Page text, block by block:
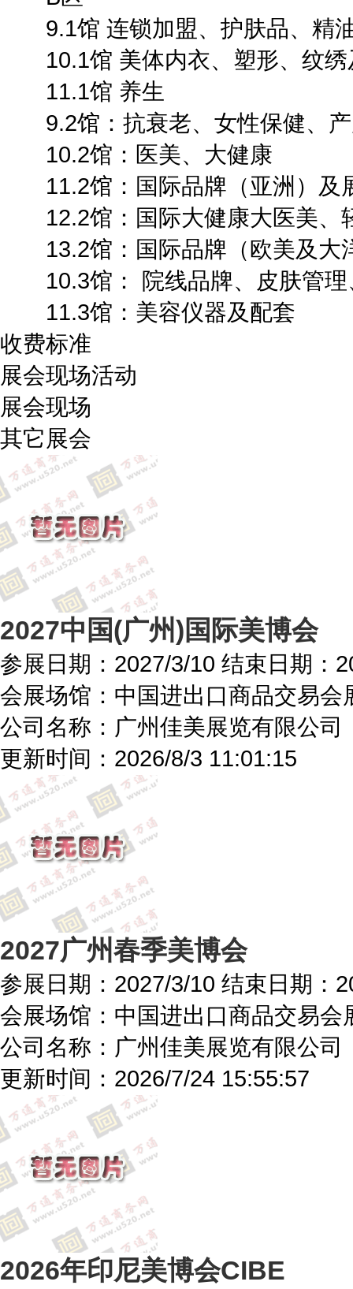
9.1馆 连锁加盟、护肤品、精
10.1馆 美体内衣、塑形、纹绣
11.1馆 养生
9.2馆：抗衰老、女性保健、产
10.2馆：医美、大健康
11.2馆：国际品牌（亚洲）及
12.2馆：国际大健康大医美、
13.2馆：国际品牌（欧美及大
10.3馆： 院线品牌、皮肤管理
11.3馆：美容仪器及配套
收费标准
展会现场活动
展会现场
其它展会
2027中国(广州)国际美博会
参展日期： 2027/3/10 结束日期：
会展场馆： 中国进出口商品交易会
公司名称：广州佳美展览有限公司
更新时间： 2026/8/3 11:01:15
2027广州春季美博会
参展日期： 2027/3/10 结束日期：
会展场馆： 中国进出口商品交易会
公司名称：广州佳美展览有限公司
更新时间： 2026/7/24 15:55:57
2026年印尼美博会CIBE